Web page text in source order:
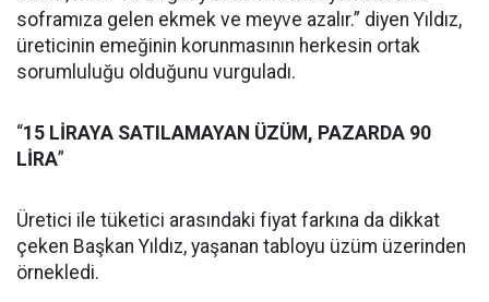
soframıza gelen ekmek ve meyve azalır.” diyen Yıldız,
üreticinin emeğinin korunmasının herkesin ortak
sorumluluğu olduğunu vurguladı.
“15 LİRAYA SATILAMAYAN ÜZÜM, PAZARDA 90
LİRA”
Üretici ile tüketici arasındaki fiyat farkına da dikkat
çeken Başkan Yıldız, yaşanan tabloyu üzüm üzerinden
örnekledi.